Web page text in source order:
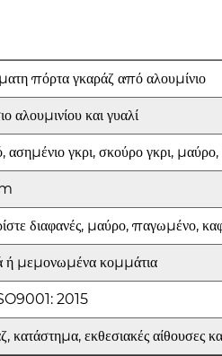
πόρτα γκαράζ από αλουμίνιο
αλουμινίου και γυαλί
ασημένιο γκρι, σκούρο γκρι,
διαφανές, μαύρο, παγωμένο,
ή μεμονωμένα κομμάτια
2015
κατάστημα, εκθεσιακές αίθουσες